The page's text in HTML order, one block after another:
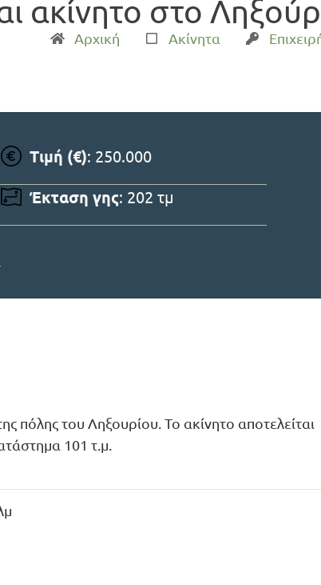
ακίνητο στο
Αρχική Ακίνητα
Τιμή (€): 250.000
Έκταση γης: 202 τμ
πόλης του Ληξουρίου. Το ακίνητο αποτελείται
101 τ.μ.